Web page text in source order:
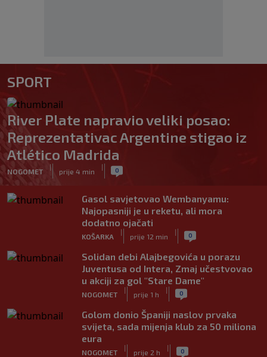
SPORT
River Plate napravio veliki posao:
Reprezentativac Argentine stigao iz
Atlético Madrida
NOGOMET
|
prije 4 min
| 0
Gasol savjetovao Wembanyamu:
Najopasniji je u reketu, ali mora
dodatno ojačati
KOŠARKA
|
prije 12 min
| 0
Solidan debi Alajbegovića u porazu
Juventusa od Intera, Zmaj učestvovao
u akciji za gol "Stare Dame"
NOGOMET
|
prije 1 h
| 0
Golom donio Španiji naslov prvaka
svijeta, sada mijenja klub za 50 miliona
eura
NOGOMET
|
prije 2 h
| 0